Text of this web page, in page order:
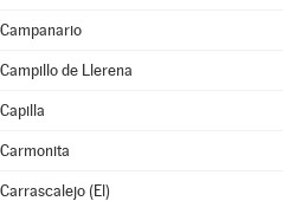
Campanario
Campillo de Llerena
Capilla
Carmonita
Carrascalejo (El)